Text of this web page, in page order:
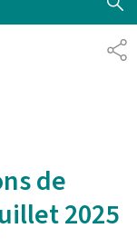
de
2025